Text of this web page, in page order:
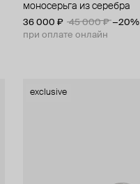
моносерьга из серебра
36 000 ₽ 45 000 ₽ −20%
при оплате онлайн
exclusive